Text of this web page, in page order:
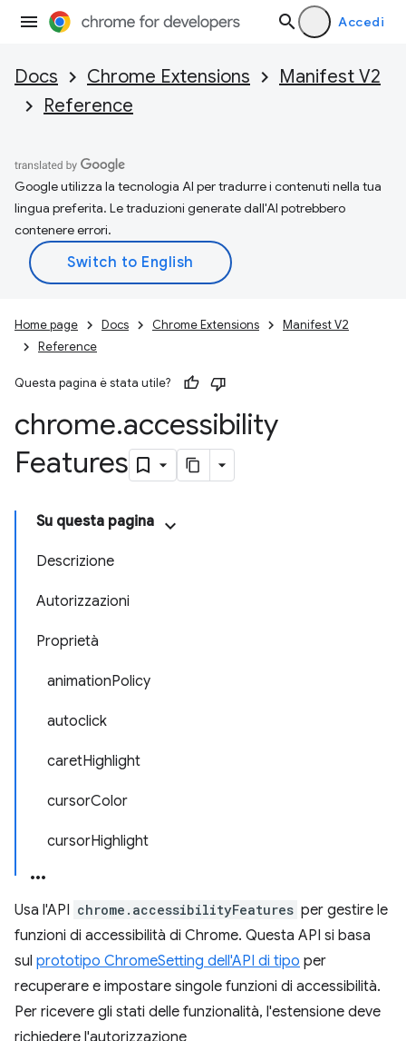
Accedi
Docs Chrome Extensions
Manifest V2
Reference
Google utilizza la tecnologia AI per tradurre i contenuti nella tua
lingua preferita. Le traduzioni generate dall'AI potrebbero
contenere errori.
Home page Docs Chrome Extensions
Manifest V2
Reference
Questa pagina è stata utile?
chrome.accessibility
Features
Su questa pagina
Descrizione
Autorizzazioni
Proprietà
animationPolicy
autoclick
caretHighlight
cursorColor
cursorHighlight
Usa l'API chrome.accessibilityFeatures per gestire le
funzioni di accessibilità di Chrome. Questa API si basa
sul prototipo ChromeSetting dell'API di tipo per
recuperare e impostare singole funzioni di accessibilità.
Per ricevere gli stati delle funzionalità, l'estensione deve
richiedere l'autorizzazione